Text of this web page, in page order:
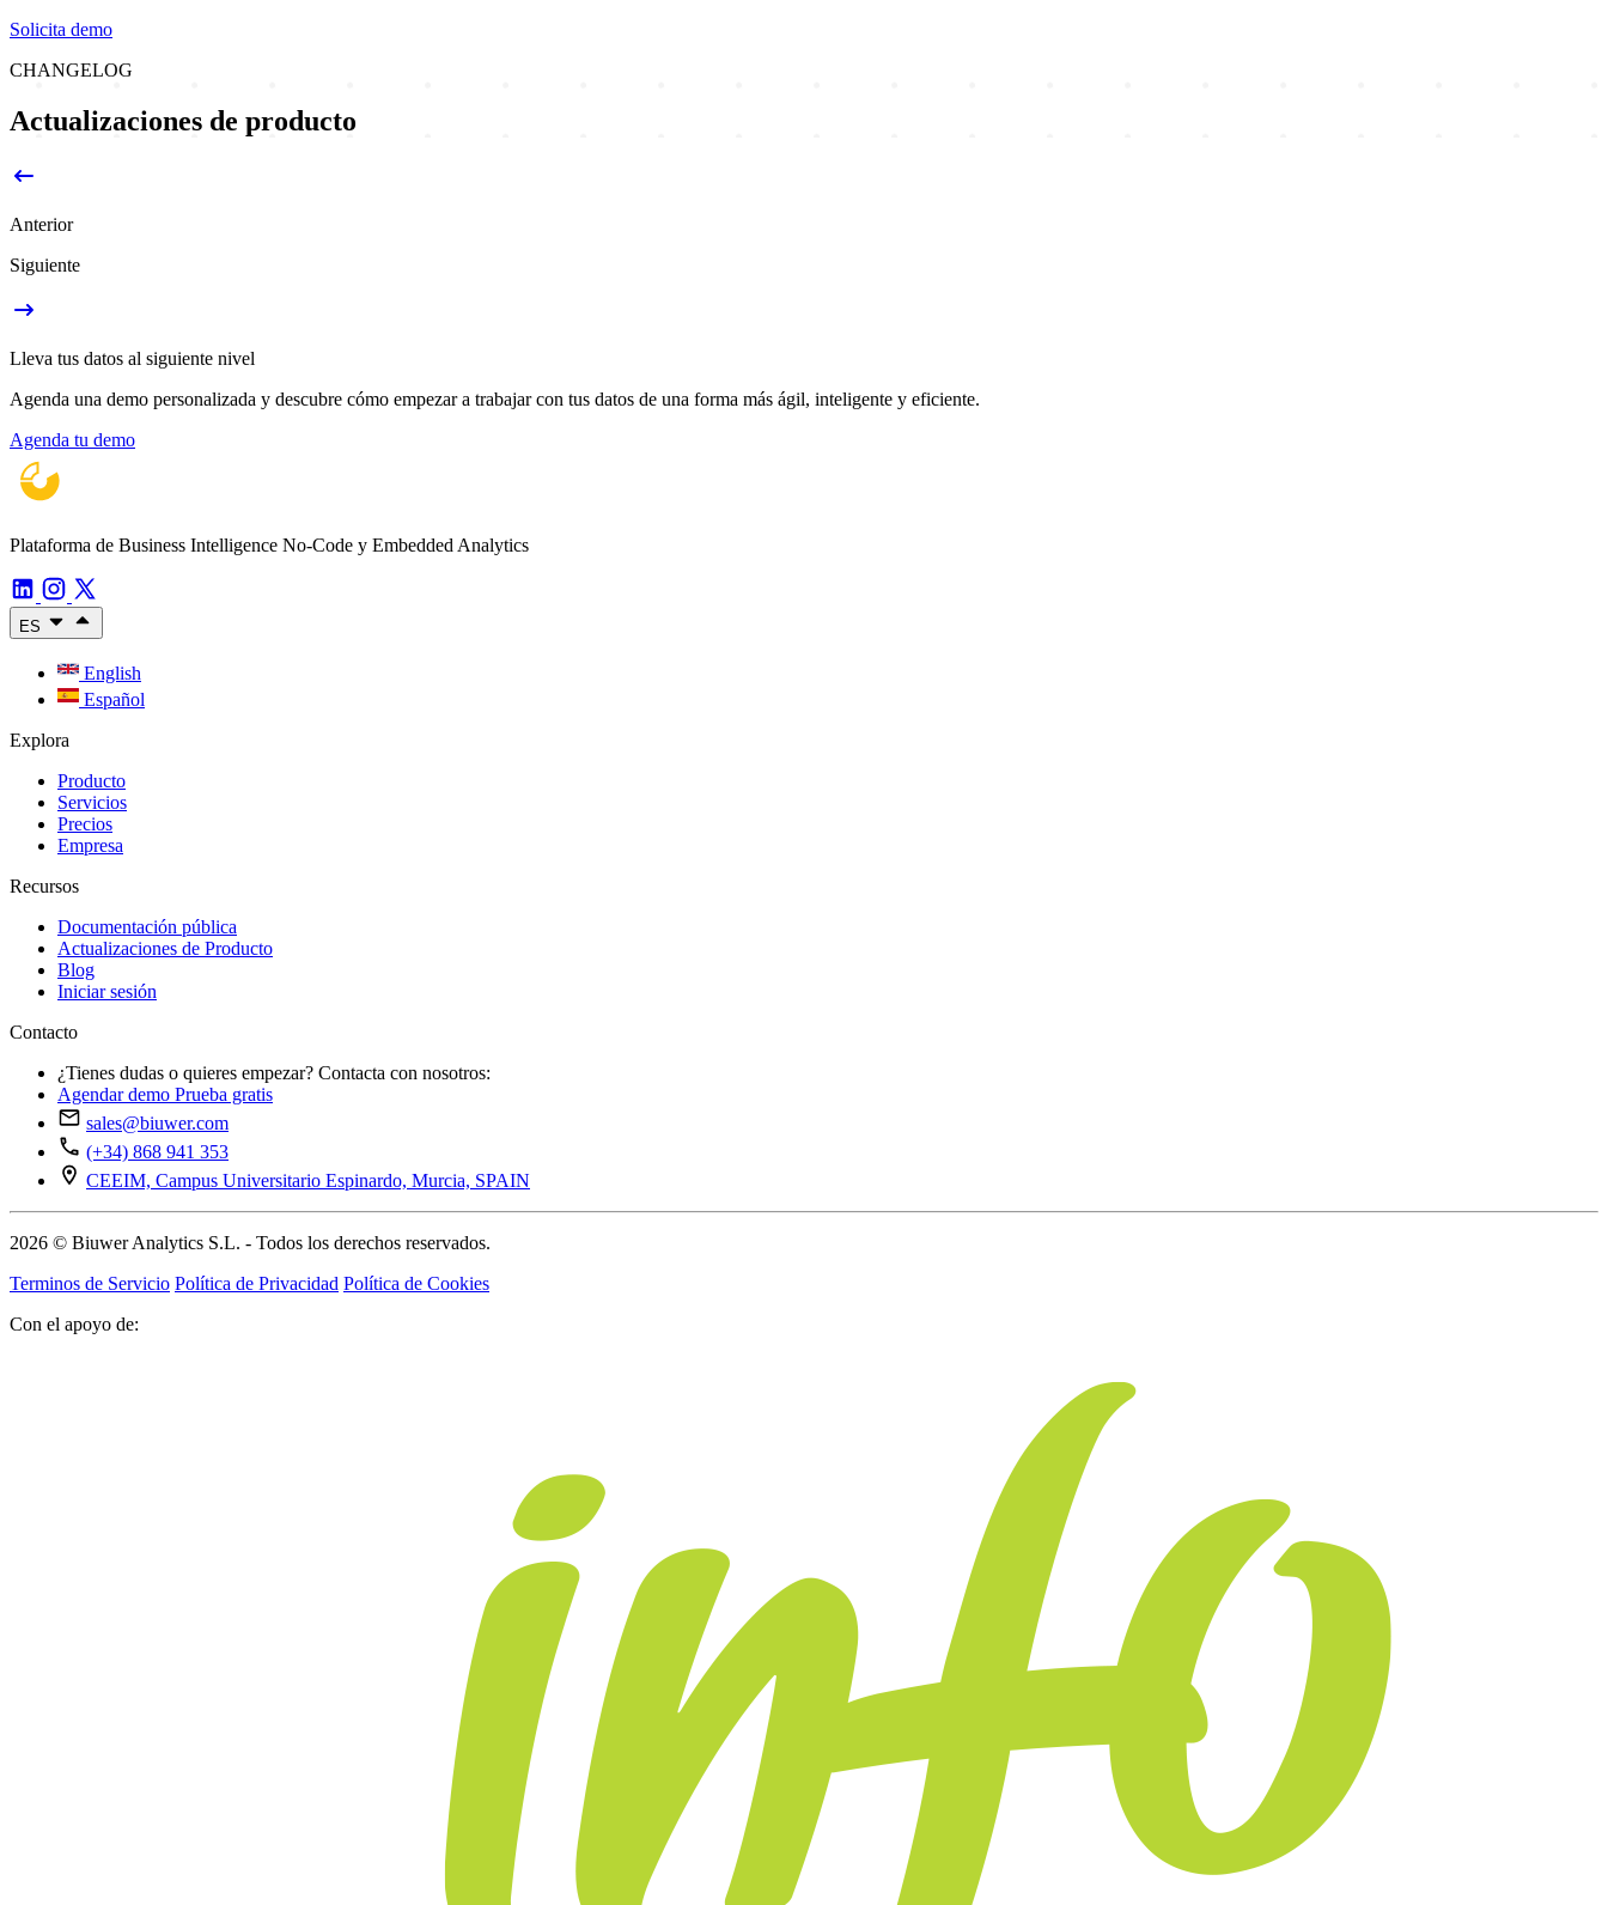
Solicita demo
CHANGELOG
Actualizaciones de producto
Anterior
Siguiente
Lleva tus datos al siguiente nivel
Agenda una demo personalizada y descubre cómo empezar a trabajar con tus datos de una forma más ágil, inteligente y eficiente.
Agenda tu demo
Plataforma de Business Intelligence No-Code y Embedded Analytics
ES
English
Español
Explora
Producto
Servicios
Precios
Empresa
Recursos
Documentación pública
Actualizaciones de Producto
Blog
Iniciar sesión
Contacto
¿Tienes dudas o quieres empezar? Contacta con nosotros:
Agendar demo Prueba gratis
sales@biuwer.com
(+34) 868 941 353
CEEIM, Campus Universitario Espinardo, Murcia, SPAIN
2026 © Biuwer Analytics S.L. - Todos los derechos reservados.
Terminos de Servicio Política de Privacidad Política de Cookies
Con el apoyo de: